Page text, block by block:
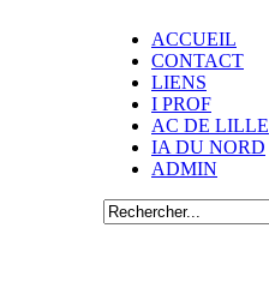
ACCUEIL
CONTACT
LIENS
I PROF
AC DE LILLE
IA DU NORD
ADMIN